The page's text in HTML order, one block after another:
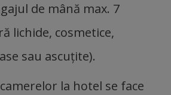
de mână max. 7
lichide, cosmetice,
sau ascuţite).
la hotel se face